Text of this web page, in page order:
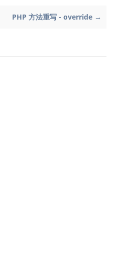
PHP 方法重写 - override →